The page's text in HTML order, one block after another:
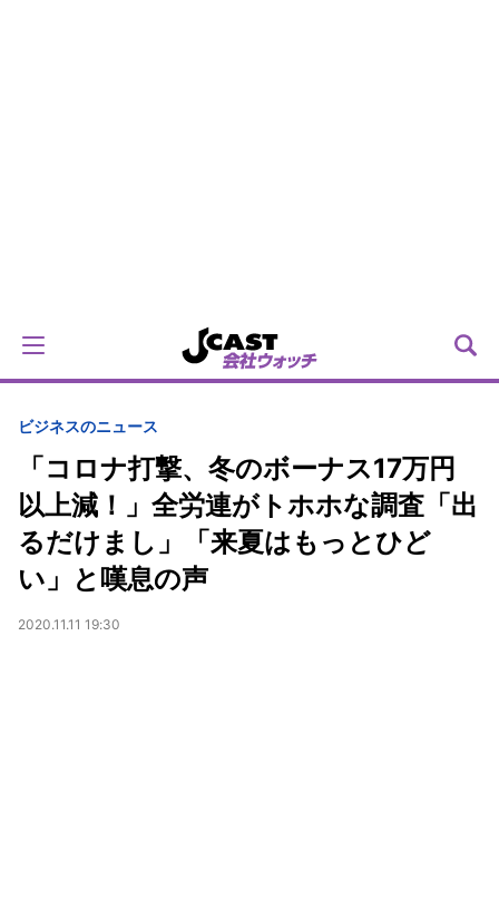
ビジネスのニュース
「コロナ打撃、冬のボーナス17万円
以上減！」全労連がトホホな調査「出
るだけまし」「来夏はもっとひど
い」と嘆息の声
2020.11.11 19:30